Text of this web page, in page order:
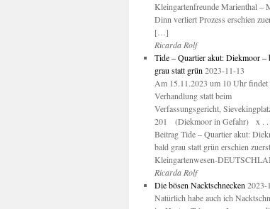
Kleingartenfreunde Marienthal –
Dinn verliert Prozess erschien
[…]
Ricarda Rolf
Tide – Quartier akut: Diekmoor –
grau statt grün 2023-11-13
Am 15.11.2023 um 10 Uhr findet
Verhandlung statt beim
Verfassungsgericht,
201 (Diekmoor in Gefahr) x . .
Beitrag Tide – Quartier akut:
bald grau statt grün erschien
Kleingartenwesen-
Ricarda Rolf
Die bösen Nacktschnecken 2023-
Natürlich habe auch ich